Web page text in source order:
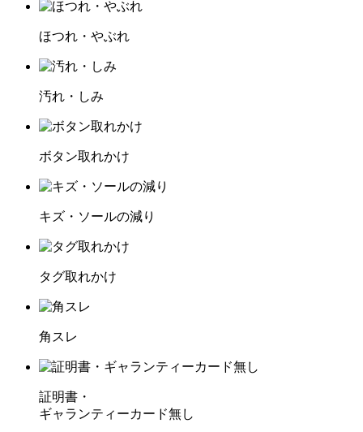
ほつれ・やぶれ
汚れ・しみ
ボタン取れかけ
キズ・ソールの減り
タグ取れかけ
角スレ
証明書・
ギャランティーカード無し